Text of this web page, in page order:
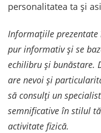
personalitatea ta și
Informațiile prezentate
pur informativ și se
echilibru și bunăstare.
are nevoi și
să consulți un
semnificative în stilul
activitate fizică.